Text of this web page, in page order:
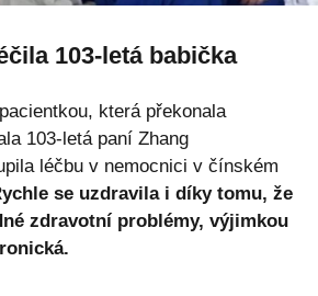
103-letá babička
která překonala
103-letá paní Zhang
léčbu v nemocnici v čínském
se uzdravila i díky tomu, že
zdravotní problémy, výjimkou